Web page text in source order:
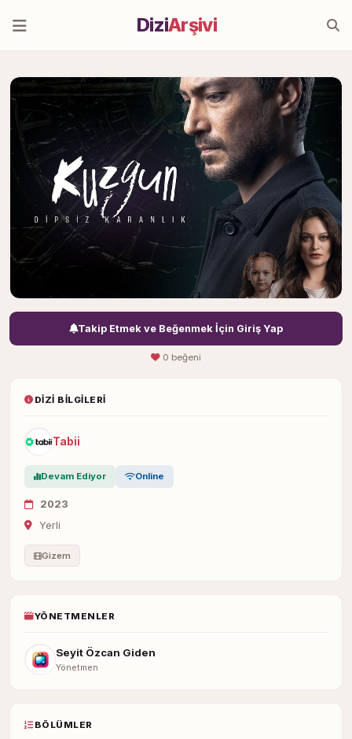
DiziArşivi
Takip Etmek ve Beğenmek İçin Giriş Yap
0 beğeni
DIZI BILGILERI
Tabii
Devam Ediyor Online
2023
Yerli
Gizem
YÖNETMENLER
Seyit Özcan Giden
Yönetmen
BÖLÜMLER